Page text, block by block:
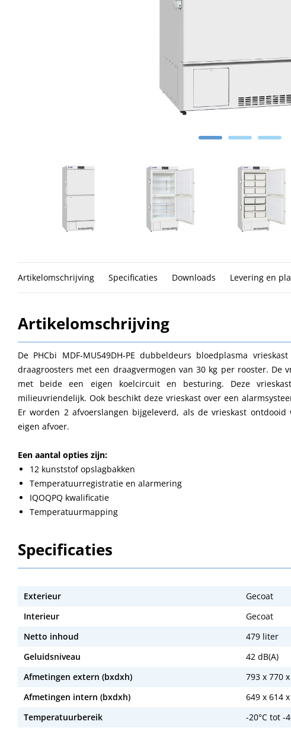
Artikelomschrijving Specificaties Downloads Levering en
Artikelomschrijving
De PHCbi MDF-MU549DH-PE dubbeldeurs bloedplasma
draagroosters met een draagvermogen van 30 kg per rooster. De
met beide een eigen koelcircuit en besturing. Deze
milieuvriendelijk. Ook beschikt deze vrieskast over een
Er worden 2 afvoerslangen bijgeleverd, als de vrieskast
eigen afvoer.
Een aantal opties zijn:
12 kunststof opslagbakken
Temperatuurregistratie en alarmering
IQOQPQ kwalificatie
Temperatuurmapping
Specificaties
Exterieur
Gecoat
Interieur
Gecoat
Netto inhoud
479 liter
Geluidsniveau
42 dB(A)
Afmetingen extern (bxdxh)
793 x 770
Afmetingen intern (bxdxh)
649 x 614
Temperatuurbereik
-20°C tot -